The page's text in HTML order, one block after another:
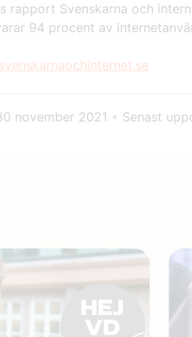
rapport Svenskarna och
94 procent av
svenskarnaochinternet.se
november 2021 • Senast